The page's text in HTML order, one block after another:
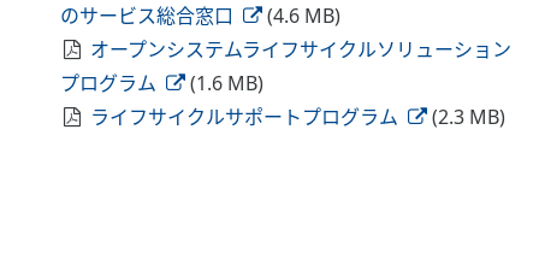
のサービス総合窓口
(4.6 MB)
オープンシステムライフサイクルソリューション
プログラム
(1.6 MB)
ライフサイクルサポートプログラム
(2.3 MB)